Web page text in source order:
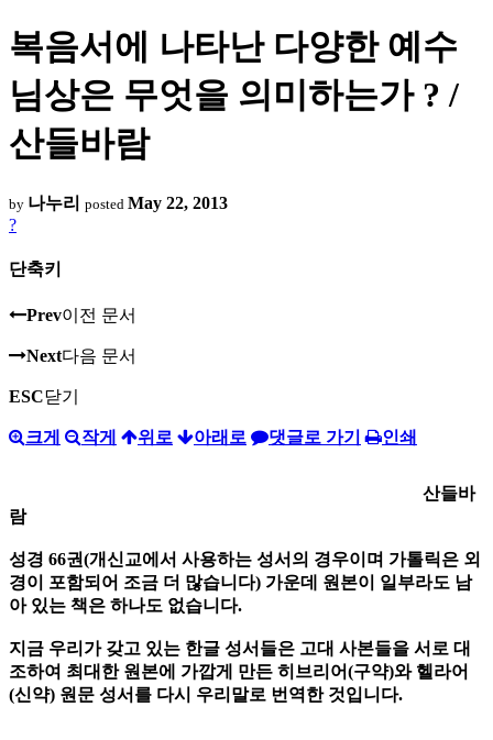
복음서에 나타난 다양한 예수
님상은 무엇을 의미하는가 ? /
산들바람
by 나누리 posted May 22, 2013
?
단축키
Prev이전 문서
Next다음 문서
ESC닫기
크게 작게 위로 아래로 댓글로 가기 인쇄
산들바
람
성경 66권(개신교에서 사용하는 성서의 경우이며 가톨릭은 외
경이 포함되어 조금 더 많습니다) 가운데 원본이 일부라도 남
아 있는 책은 하나도 없습니다.
지금 우리가 갖고 있는 한글 성서들은 고대 사본들을 서로 대
조하여 최대한 원본에 가깝게 만든 히브리어(구약)와 헬라어
(신약) 원문 성서를 다시 우리말로 번역한 것입니다.